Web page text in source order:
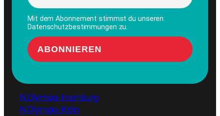
Mit dem Abonnement stimmst du unseren
Datenschutzbestimmungen zu.
NOlympia Hamburg
NOlympia Köln